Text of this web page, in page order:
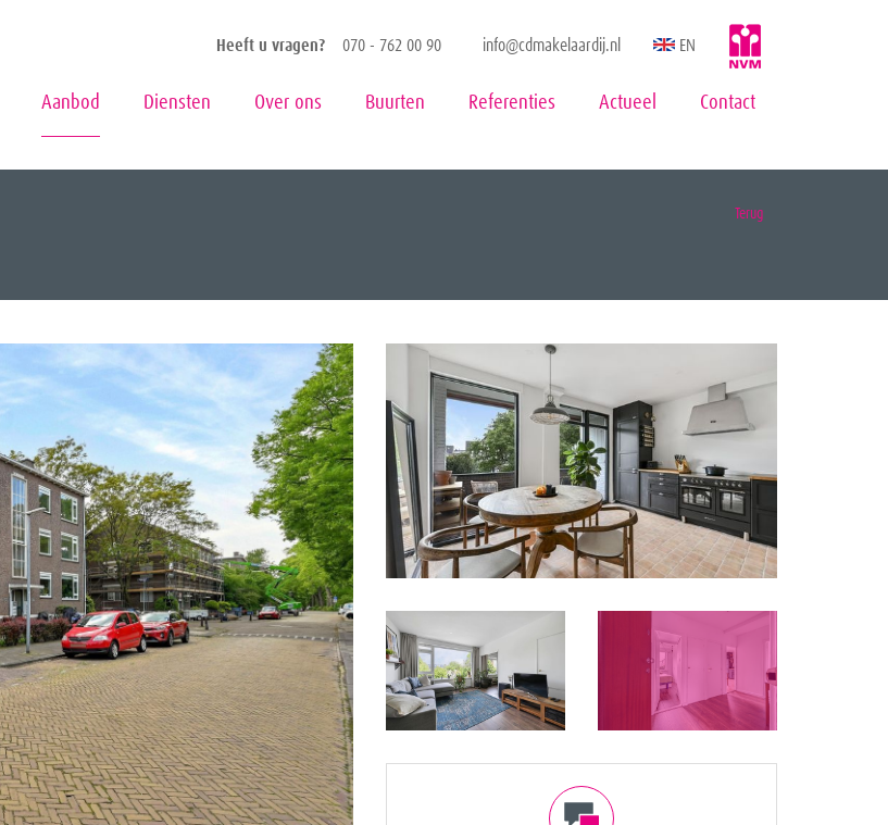
Heeft u vragen? 070 - 762 00 90 info@cdmakelaardij.nl EN
Aanbod Diensten Over ons Buurten Referenties Actueel Contact
Terug
volgende
Vergroten